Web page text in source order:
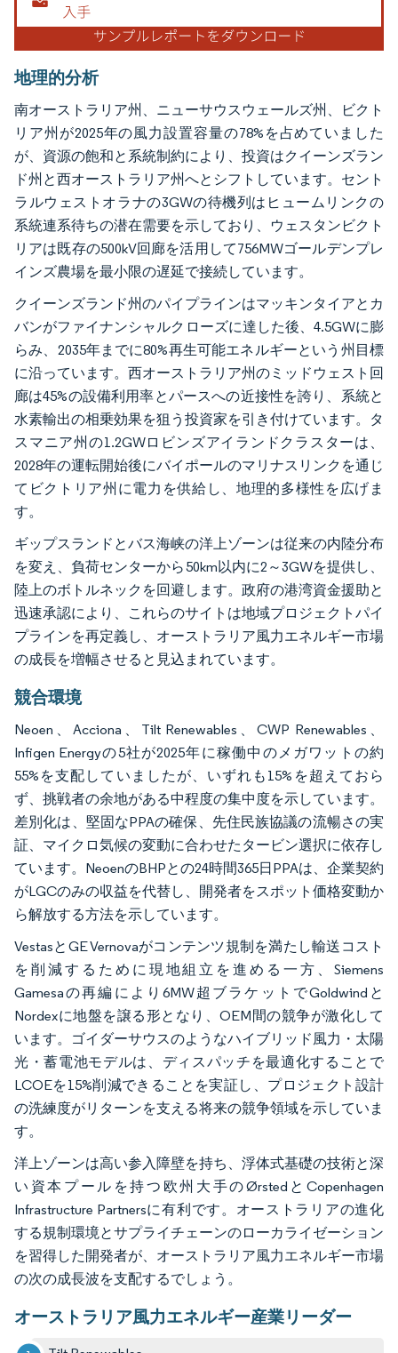
地理的分析
南オーストラリア州、ニューサウスウェールズ州、ビクト
リア州が2025年の風力設置容量の78%を占めていました
が、資源の飽和と系統制約により、投資はクイーンズラン
ド州と西オーストラリア州へとシフトしています。セント
ラルウェストオラナの3GWの待機列はヒュームリンクの
系統連系待ちの潜在需要を示しており、ウェスタンビクト
リアは既存の500kV回廊を活用して756MWゴールデンプレ
インズ農場を最小限の遅延で接続しています。
クイーンズランド州のパイプラインはマッキンタイアとカ
バンがファイナンシャルクローズに達した後、4.5GWに膨
らみ、2035年までに80%再生可能エネルギーという州目標
に沿っています。西オーストラリア州のミッドウェスト回
廊は45%の設備利用率とパースへの近接性を誇り、系統と
水素輸出の相乗効果を狙う投資家を引き付けています。タ
スマニア州の1.2GWロビンズアイランドクラスターは、
2028年の運転開始後にバイポールのマリナスリンクを通じ
てビクトリア州に電力を供給し、地理的多様性を広げま
す。
ギップスランドとバス海峡の洋上ゾーンは従来の内陸分布
を変え、負荷センターから50km以内に2～3GWを提供し、
陸上のボトルネックを回避します。政府の港湾資金援助と
迅速承認により、これらのサイトは地域プロジェクトパイ
プラインを再定義し、オーストラリア風力エネルギー市場
の成長を増幅させると見込まれています。
競合環境
Neoen、Acciona、Tilt Renewables、CWP Renewables、
Infigen Energyの5社が2025年に稼働中のメガワットの約
55%を支配していましたが、いずれも15%を超えておら
ず、挑戦者の余地がある中程度の集中度を示しています。
差別化は、堅固なPPAの確保、先住民族協議の流暢さの実
証、マイクロ気候の変動に合わせたタービン選択に依存し
ています。NeoenのBHPとの24時間365日PPAは、企業契約
がLGCのみの収益を代替し、開発者をスポット価格変動か
ら解放する方法を示しています。
VestasとGE Vernovaがコンテンツ規制を満たし輸送コスト
を削減するために現地組立を進める一方、Siemens
Gamesaの再編により6MW超ブラケットでGoldwindと
Nordexに地盤を譲る形となり、OEM間の競争が激化して
います。ゴイダーサウスのようなハイブリッド風力・太陽
光・蓄電池モデルは、ディスパッチを最適化することで
LCOEを15%削減できることを実証し、プロジェクト設計
の洗練度がリターンを支える将来の競争領域を示していま
す。
洋上ゾーンは高い参入障壁を持ち、浮体式基礎の技術と深
い資本プールを持つ欧州大手のØrstedとCopenhagen
Infrastructure Partnersに有利です。オーストラリアの進化
する規制環境とサプライチェーンのローカライゼーション
を習得した開発者が、オーストラリア風力エネルギー市場
の次の成長波を支配するでしょう。
オーストラリア風力エネルギー産業リーダー